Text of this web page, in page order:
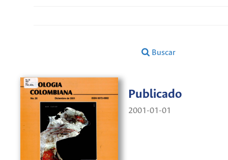
Buscar
Publicado
2001-01-01